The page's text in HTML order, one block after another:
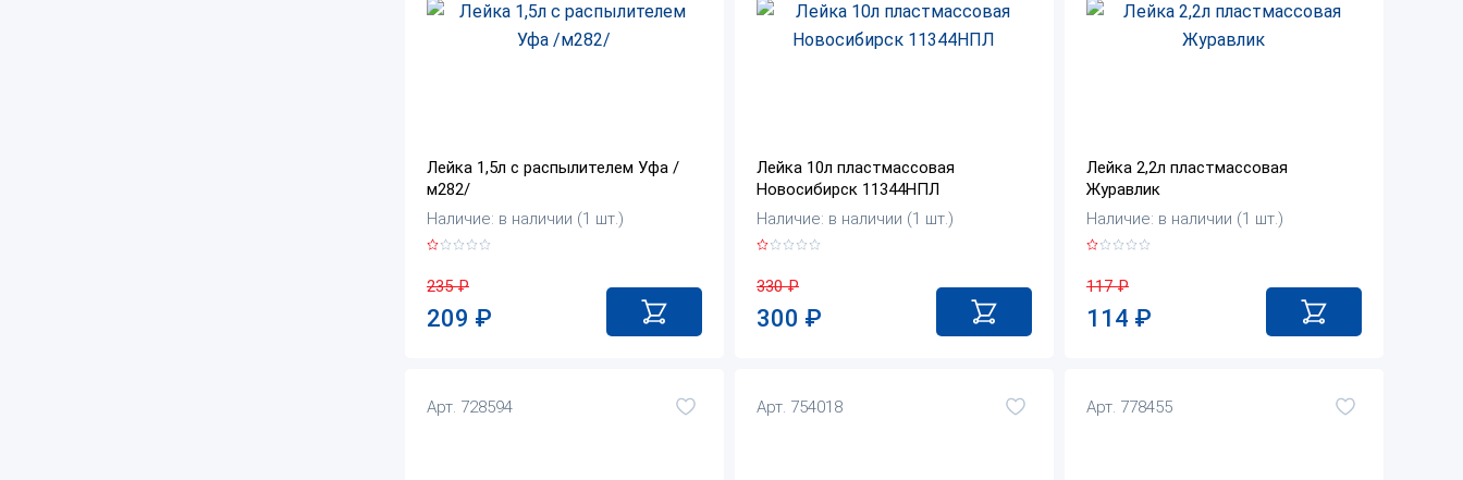
Лейка 1,5л с распылителем Уфа /
м282/
Наличие: в наличии (1 шт.)
235₽
209 ₽
Лейка 10л пластмассовая
Новосибирск 11344НПЛ
Наличие: в наличии (1 шт.)
330₽
300 ₽
Лейка 2,2л пластмассовая
Журавлик
Наличие: в наличии (1 шт.)
117₽
114 ₽
Арт. 728594 Арт. 754018 Арт. 778455